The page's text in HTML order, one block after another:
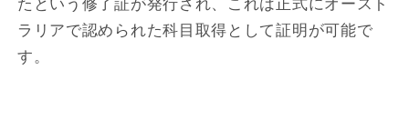
ラリアで認められた科目取得として証明が可能で
す。